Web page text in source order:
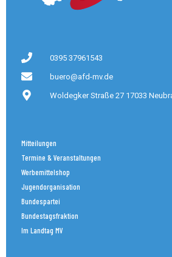
0395 37961543
buero@afd-mv.de
Woldegker Straße 27 17033
Mitteilungen
Termine & Veranstaltungen
Werbemittelshop
Jugendorganisation
Bundespartei
Bundestagsfraktion
Im Landtag MV